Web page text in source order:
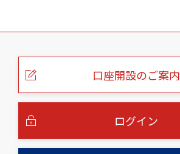
こ
口座開設のご案内
ログイン